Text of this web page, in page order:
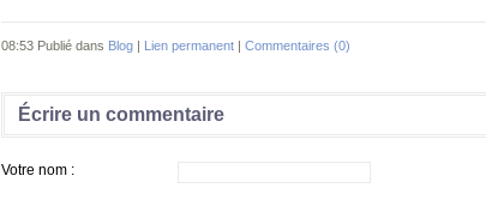
08:53 Publié dans Blog | Lien permanent | Commentaires (0)
Écrire un commentaire
Votre nom :